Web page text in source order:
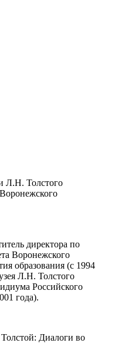
Л.Н. Толстого
директора по
Воронежского
образования (с 1994
Л.Н. Толстого
Российского
года).
Диалоги во